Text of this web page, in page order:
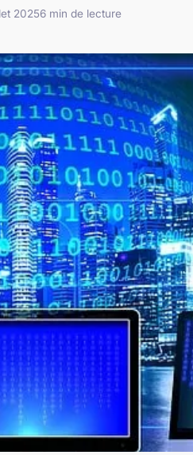
20256 min de lecture